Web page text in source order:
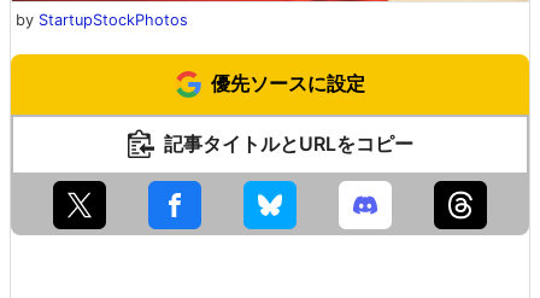
by StartupStockPhotos
優先ソースに設定
記事タイトルとURLをコピー